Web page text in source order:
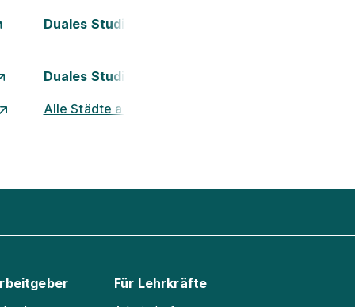
Duales Studium Kassel
Duales Studium Nürnberg
Alle Städte ansehen
Für Lehrkräfte